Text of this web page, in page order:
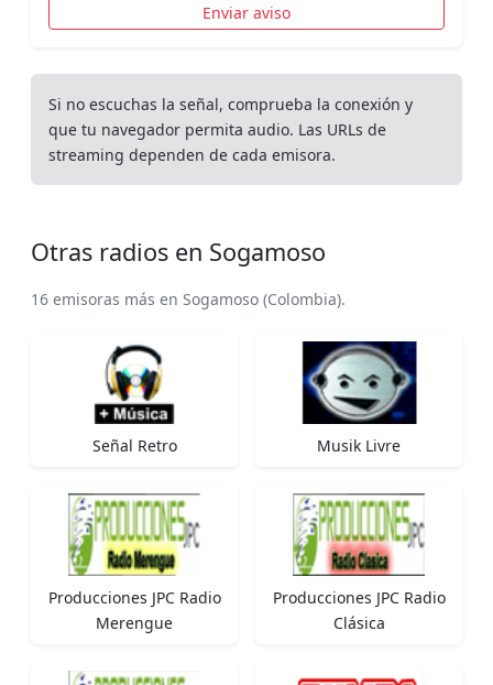
Enviar aviso
Si no escuchas la señal, comprueba la conexión y
que tu navegador permita audio. Las URLs de
streaming dependen de cada emisora.
Otras radios en Sogamoso
16 emisoras más en Sogamoso (Colombia).
Señal Retro Musik Livre
Producciones JPC Radio
Merengue
Producciones JPC Radio
Clásica